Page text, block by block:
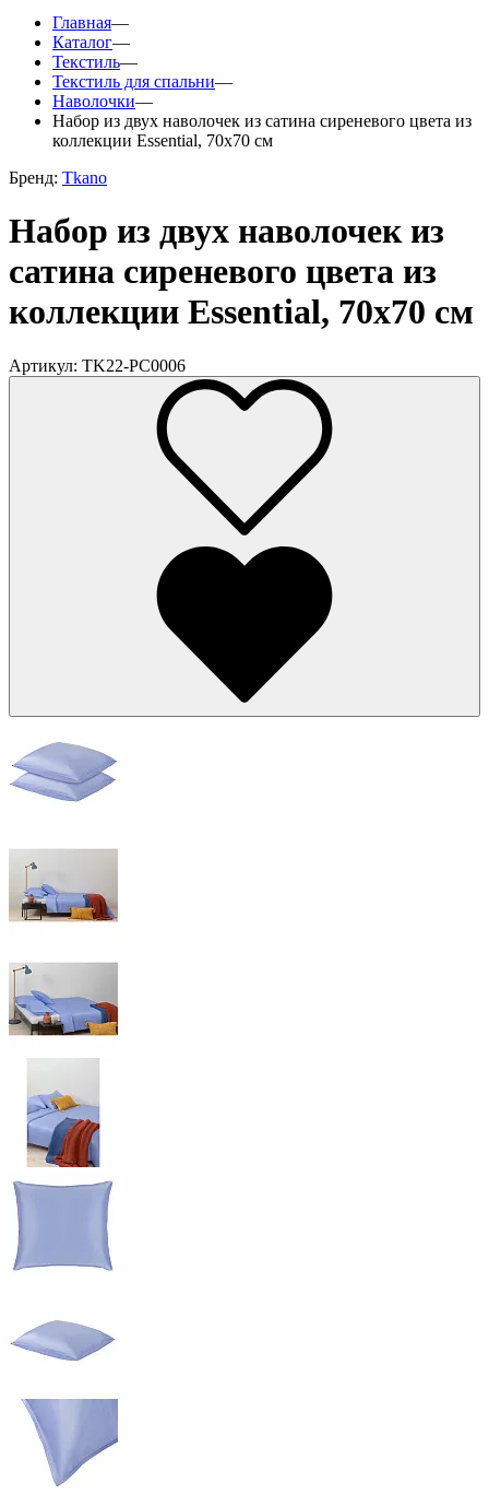
Главная—
Каталог—
Текстиль—
Текстиль для спальни—
Наволочки—
Набор из двух наволочек из сатина сиреневого цвета из
коллекции Essential, 70х70 см
Бренд: Tkano
Набор из двух наволочек из
сатина сиреневого цвета из
коллекции Essential, 70х70 см
Артикул: TK22-PC0006